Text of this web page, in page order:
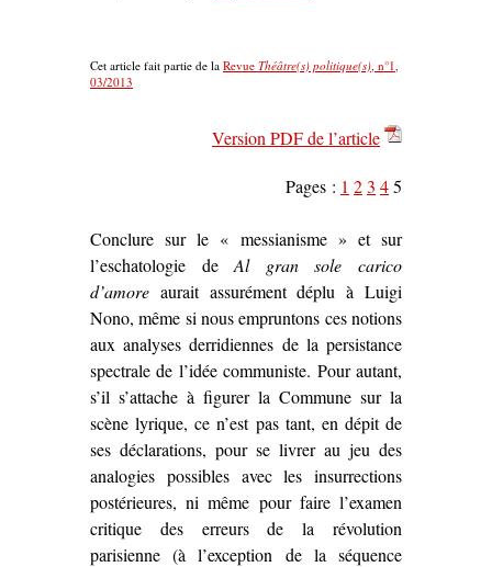
Cet article fait partie de la Revue Théâtre(s) politique(s) , n°1,
03/2013
Version PDF de l’article
Pages : 1 23 45
Conclure sur le « messianisme » et sur
l’eschatologie deAl gran sole carico
d’amore aurait assurément déplu à Luigi
Nono, même si nous empruntons ces notions
aux analyses derridiennes de la persistance
spectrale de l’idée communiste. Pour autant,
s’il s’attache à figurer la Commune sur la
scène lyrique, ce n’est pas tant, en dépit de
ses déclarations, pour se livrer au jeu des
analogies possibles avec les insurrections
postérieures, ni même pour faire l’examen
critique des erreurs de la révolution
parisienne (à l’exception de la séquence